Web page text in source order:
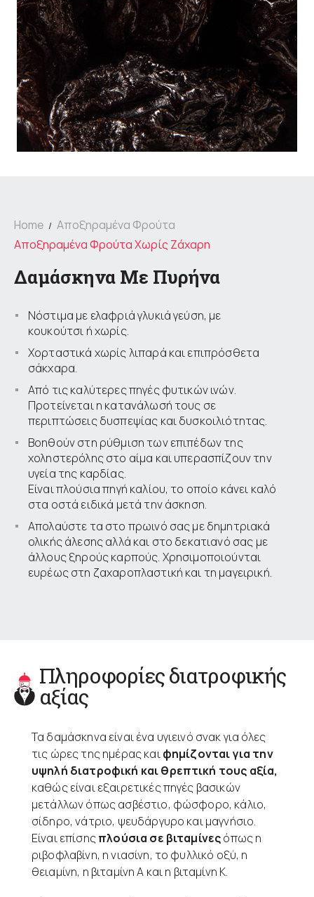
Home
Αποξηραμένα Φρούτα
Αποξηραμένα Φρούτα Χωρίς Ζάχαρη
Δαμάσκηνα Με Πυρήνα
Νόστιμα με ελαφριά γλυκιά γεύση, με
κουκούτσι ή χωρίς.
Χορταστικά χωρίς λιπαρά και επιπρόσθετα
σάκχαρα.
Από τις καλύτερες πηγές φυτικών ινών.
Προτείνεται η κατανάλωσή τους σε
περιπτώσεις δυσπεψίας και δυσκοιλιότητας.
Βοηθούν στη ρύθμιση των επιπέδων της
χοληστερόλης στο αίμα και υπερασπίζουν την
υγεία της καρδίας.
Είναι πλούσια πηγή καλίου, το οποίο κάνει καλό
στα οστά ειδικά μετά την άσκηση.
Απολαύστε τα στο πρωινό σας με δημητριακά
ολικής άλεσης αλλά και στο δεκατιανό σας με
άλλους ξηρούς καρπούς. Χρησιμοποιούνται
ευρέως στη ζαχαροπλαστική και τη μαγειρική.
Πληροφορίες διατροφικής
αξίας
Τα δαμάσκηνα είναι ένα υγιεινό σνακ για όλες
τις ώρες της ημέρας καιφημίζονται για την
υψηλή διατροφική και θρεπτική τους αξία,
καθώς είναι εξαιρετικές πηγές βασικών
μετάλλων όπως ασβέστιο, φώσφορο, κάλιο,
σίδηρο, νάτριο, ψευδάργυρο και μαγνήσιο.
Είναι επίσηςπλούσια σε βιταμίνεςόπως η
ριβοφλαβίνη, η νιασίνη, το φυλλικό οξύ, η
θειαμίνη, η βιταμίνη Α και η βιταμίνη Κ.